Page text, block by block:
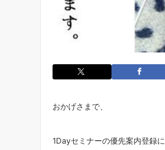
おかげさまで、
1Dayセミナーの優先案内登録に